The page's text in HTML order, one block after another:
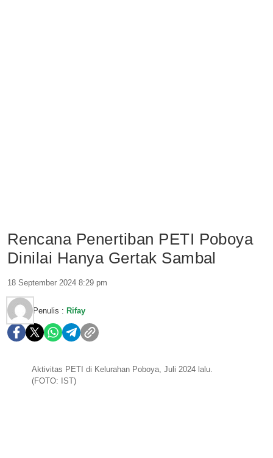
Rencana Penertiban PETI Poboya
Dinilai Hanya Gertak Sambal
18 September 2024 8:29 pm
Penulis : Rifay
Aktivitas PETI di Kelurahan Poboya, Juli 2024 lalu.
(FOTO: IST)